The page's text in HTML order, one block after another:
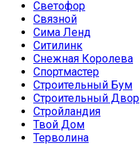
Светофор
Связной
Сима Ленд
Ситилинк
Снежная Королева
Спортмастер
Строительный Бум
Строительный Двор
Стройландия
Твой Дом
Терволина